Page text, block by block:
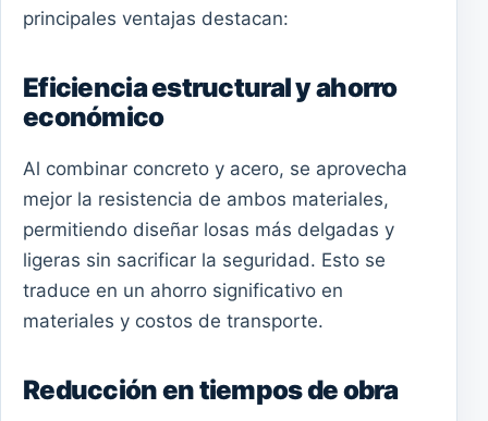
principales ventajas destacan:
Eficiencia estructural y ahorro
económico
Al combinar concreto y acero, se aprovecha
mejor la resistencia de ambos materiales,
permitiendo diseñar losas más delgadas y
ligeras sin sacrificar la seguridad. Esto se
traduce en un ahorro significativo en
materiales y costos de transporte.
Reducción en tiempos de obra